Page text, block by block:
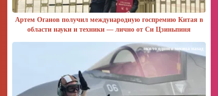
Артем Оганов получил международную госпремию Китая в
области науки и техники — лично от Си Цзиньпиня
около одного месяца назад